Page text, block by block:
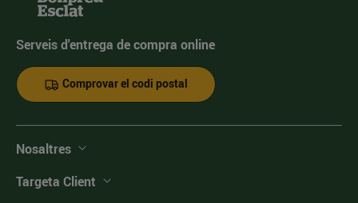
Serveis d'entrega de compra online
Comprovar el codi postal
Nosaltres
Targeta Client